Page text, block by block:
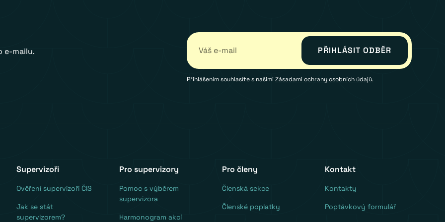
e-mailu.
Přihlášením souhlasíte s našimi Zásadami ochrany osobních údajů.
Supervizoři
Ověření supervizoři ČIS
Jak se stát
supervizorem?
Pro supervizory
Pomoc s výběrem
supervizora
Harmonogram akcí
Pro členy
‍Členská sekce
Členské poplatky
Kontakt
Kontakty
Poptávkový formulář